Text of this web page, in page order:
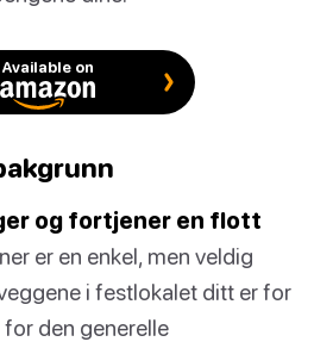
Available on
og fortjener en flott
er en enkel, men veldig
i festlokalet ditt er for
den generelle